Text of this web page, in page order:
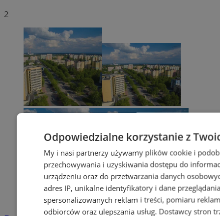
2
Odpowiedzialne korzystanie z
My i nasi partnerzy używamy plików cookie i
przechowywania i uzyskiwania dostępu do
urządzeniu oraz do przetwarzania danych
adres IP, unikalne identyfikatory i dane
spersonalizowanych reklam i treści, pomiaru
odbiorców oraz ulepszania usług. Dostawcy stron